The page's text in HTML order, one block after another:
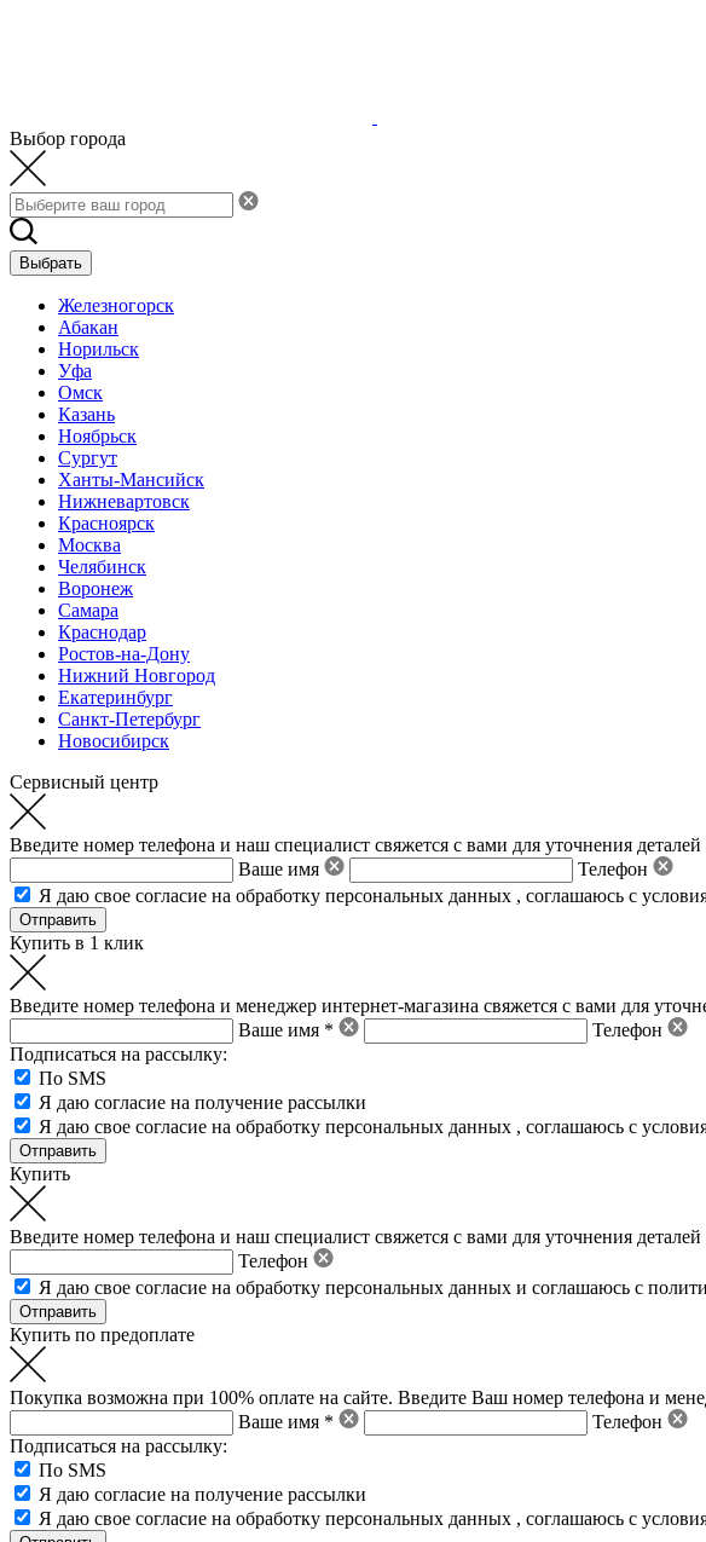
Выбор города
Выбрать
Железногорск
Абакан
Норильск
Уфа
Омск
Казань
Ноябрьск
Сургут
Ханты-Мансийск
Нижневартовск
Красноярск
Москва
Челябинск
Воронеж
Самара
Краснодар
Ростов-на-Дону
Нижний Новгород
Екатеринбург
Санкт-Петербург
Новосибирск
Сервисный центр
Введите номер телефона и наш специалист свяжется с вами для уточнения деталей
Ваше имя
Телефон
Я даю свое согласие на обработку персональных данных , соглашаюсь с
Купить в 1 клик
Введите номер телефона и менеджер интернет-магазина свяжется с вами для
Ваше имя *
Телефон
Подписаться на рассылку:
По SMS
Я даю согласие на получение рассылки
Я даю свое согласие на обработку персональных данных , соглашаюсь с
Купить
Введите номер телефона и наш специалист свяжется с вами для уточнения деталей
Телефон
Я даю свое согласие на обработку персональных данных и соглашаюсь с
Купить по предоплате
Покупка возможна при 100% оплате на сайте. Введите Ваш номер телефона и
Ваше имя *
Телефон
Подписаться на рассылку:
По SMS
Я даю согласие на получение рассылки
Я даю свое согласие на обработку персональных данных , соглашаюсь с